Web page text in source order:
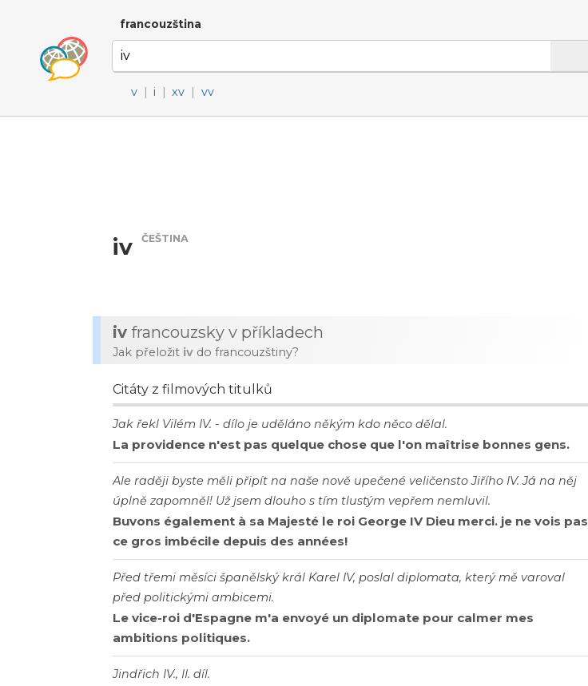
francouzština
v | i | xv | vv
iv ČEŠTINA
iv francouzsky v příkladech
Jak přeložit iv do francouzštiny?
Citáty z filmových titulků
Jak řekl Vilém IV. - dílo je uděláno někým kdo něco dělal.
La providence n'est pas quelque chose que l'on maîtrise bonnes gens.
Ale raději byste měli připít na naše nově upečené veličensto Jiřího IV. Já na něj
úplně zapomněl! Už jsem dlouho s tím tlustým vepřem nemluvil.
Buvons également à sa Majesté le roi George IV Dieu merci. je ne vois pas
ce gros imbécile depuis des années!
Před třemi měsíci španělský král Karel IV, poslal diplomata, který mě varoval
před politickými ambicemi.
Le vice-roi d'Espagne m'a envoyé un diplomate pour calmer mes
ambitions politiques.
Jindřich IV., II. díl.